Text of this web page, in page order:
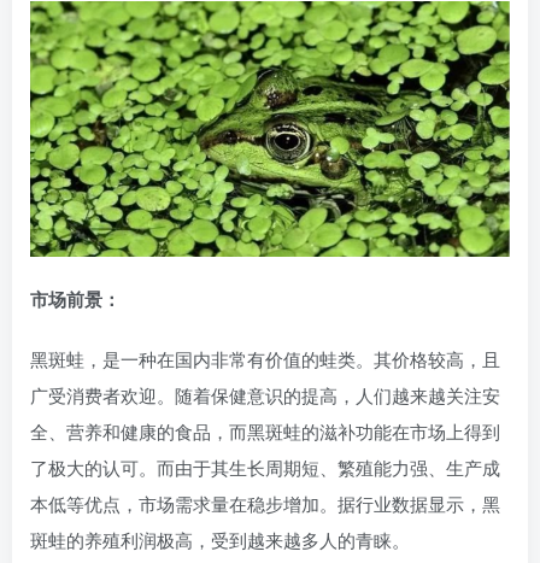
市场前景：
黑斑蛙，是一种在国内非常有价值的蛙类。其价格较高，且
广受消费者欢迎。随着保健意识的提高，人们越来越关注安
全、营养和健康的食品，而黑斑蛙的滋补功能在市场上得到
了极大的认可。而由于其生长周期短、繁殖能力强、生产成
本低等优点，市场需求量在稳步增加。据行业数据显示，黑
斑蛙的养殖利润极高，受到越来越多人的青睐。